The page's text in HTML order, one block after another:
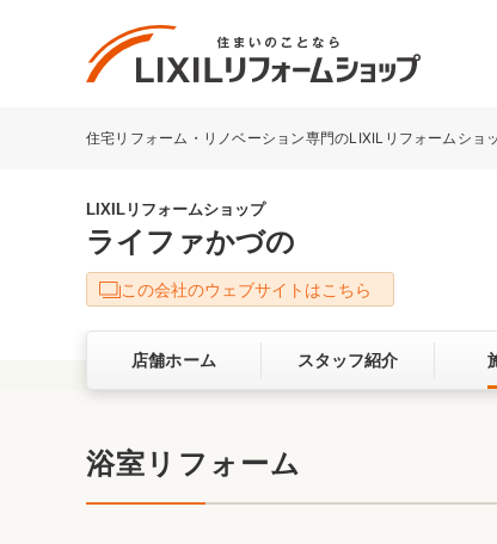
リフォーム事例を探す
キッチン
洗面化粧室 ト
ベランダ・バルコニー ガ
LIXILリフォームショップについ
サービス向上・品質改善の取り組み
住宅リフォーム・リノベーション専門のLIXILリフォームショ
LIXILリフォームショップ
ライファかづの
この会社のウェブサイトはこちら
店舗ホーム スタッフ紹介
浴室リフォーム